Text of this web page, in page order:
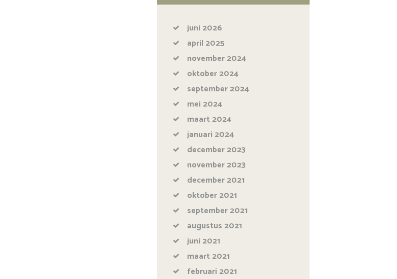
juni 2026
april 2025
november2024
oktober2024
september2024
mei 2024
maart2024
januari 2024
december2023
november2023
december2021
oktober2021
september2021
augustus 2021
juni 2021
maart2021
februari 2021